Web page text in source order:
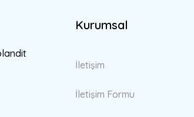
Kurumsal
İletişim
İletişim Formu